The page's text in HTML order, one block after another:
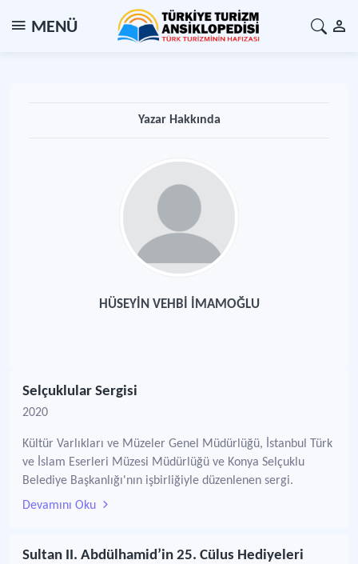
MENÜ
Yazar Hakkında
HÜSEYİN VEHBİ İMAMOĞLU
Selçuklular Sergisi
2020
Kültür Varlıkları ve Müzeler Genel Müdürlüğü, İstanbul Türk
ve İslam Eserleri Müzesi Müdürlüğü ve Konya Selçuklu
Belediye Başkanlığı'nın işbirliğiyle düzenlenen sergi.
Devamını Oku
Sultan II. Abdülhamid’in 25. Cülus Hediyeleri